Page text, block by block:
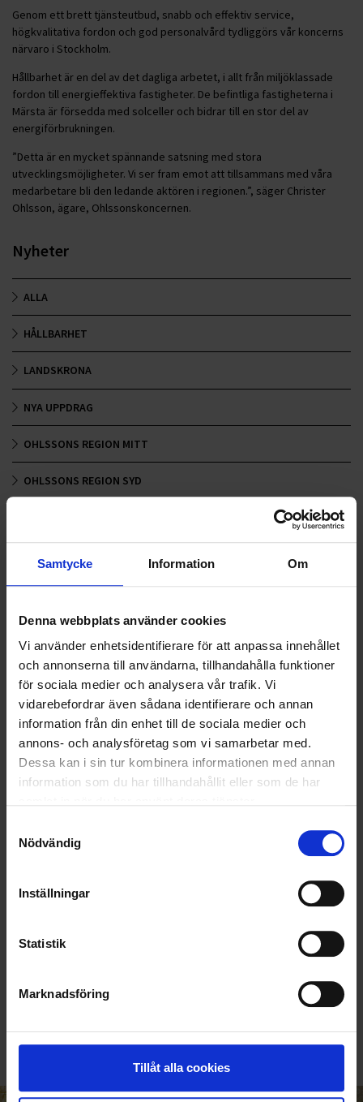
Samtycke Information Om
Denna webbplats använder cookies
Vi använder enhetsidentifierare för att anpassa innehållet
och annonserna till användarna, tillhandahålla funktioner
för sociala medier och analysera vår trafik. Vi
vidarebefordrar även sådana identifierare och annan
information från din enhet till de sociala medier och
annons- och analysföretag som vi samarbetar med.
Dessa kan i sin tur kombinera informationen med annan
information som du har tillhandahållit eller som de har
Nödvändig
Inställningar
Statistik
Marknadsföring
Tillåt alla cookies
Genom ett brett tjänsteutbud, snabb och effektiv service,
högkvalitativa fordon och god personalvård tydliggörs vår koncerns
närvaro i Stockholm.
Hållbarhet är en del av det dagliga arbetet, i allt från miljöklassade
fordon till energieffektiva fastigheter. De befintliga fastigheterna i
Märsta är försedda med solceller och bidrar till en stor del av
energiförbrukningen.
”Detta är en mycket spännande satsning med stora
utvecklingsmöjligheter. Vi ser fram emot att tillsammans med våra
medarbetare bli den ledande aktören i regionen.”, säger Christer
Ohlsson, ägare, Ohlssonskoncernen.
Nyheter
ALLA
HÅLLBARHET
LANDSKRONA
NYA UPPDRAG
OHLSSONS REGION MITT
OHLSSONS REGION SYD
RENHÅLLNING
SAMARBETEN
SOCIALT ANSVAR
VELLINGE
010-45 00 200​